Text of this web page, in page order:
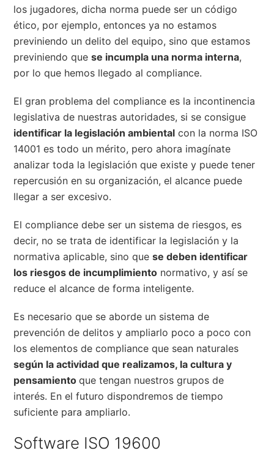
los jugadores, dicha norma puede ser un código
ético, por ejemplo, entonces ya no estamos
previniendo un delito del equipo, sino que estamos
previniendo quese incumpla una norma interna,
por lo que hemos llegado al compliance.
El gran problema del compliance es la incontinencia
legislativa de nuestras autoridades, si se consigue
identificar la legislación ambiental con la norma ISO
14001 es todo un mérito, pero ahora imagínate
analizar toda la legislación que existe y puede tener
repercusión en su organización, el alcance puede
llegar a ser excesivo.
El compliance debe ser un sistema de riesgos, es
decir, no se trata de identificar la legislación y la
normativa aplicable, sino quese deben identificar
los riesgos de incumplimiento normativo, y así se
reduce el alcance de forma inteligente.
Es necesario que se aborde un sistema de
prevención de delitos y ampliarlo poco a poco con
los elementos de compliance que sean naturales
según la actividad que realizamos, la cultura y
pensamientoque tengan nuestros grupos de
interés. En el futuro dispondremos de tiempo
suficiente para ampliarlo.
Software ISO 19600